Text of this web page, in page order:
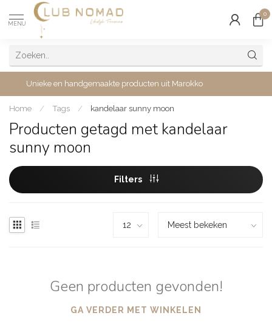
MENU
0
Unieke en handgemaakte producten uit Marokko
Home / Tags / kandelaar sunny moon
Producten getagd met kandelaar
sunny moon
Filters
Geen producten gevonden!
GA VERDER MET WINKELEN